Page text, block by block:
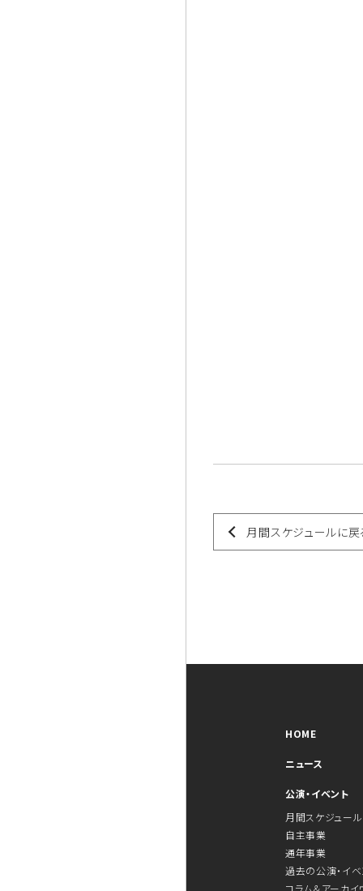
月間スケジュールに戻
HOME
ニュース
公演・イベント
月間スケジュール
自主事業
通年事業
過去の公演・イベ